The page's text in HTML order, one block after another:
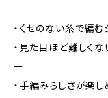
・くせのない糸で編
・見た目ほど難しく
ー
・手編みらしさが楽